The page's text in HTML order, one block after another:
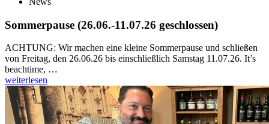
Sommerpause (26.06.-11.07.26 geschlossen)
ACHTUNG: Wir machen eine kleine Sommerpause und schließen
von Freitag, den 26.06.26 bis einschließlich Samstag 11.07.26. It’s
beachtime, …
weiterlesen